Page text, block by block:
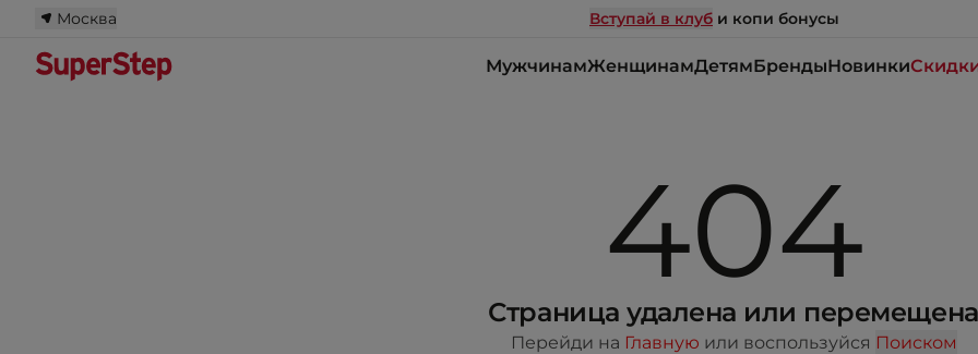
Москва Вступай в клуб и копи бонусы
МужчинамЖенщинамДетямБрендыНовинки
404
Страница удалена или перемещена
Перейди на Главную или воспользуйся Поиском